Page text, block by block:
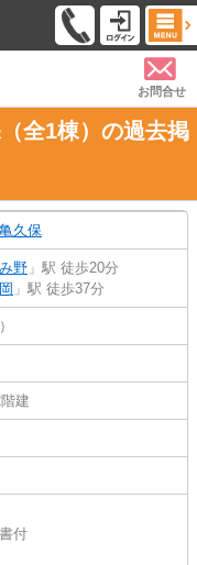
お問合せ
全1棟）の過去掲
亀久保
野 」駅 徒歩20分
」駅 徒歩37分
建
付